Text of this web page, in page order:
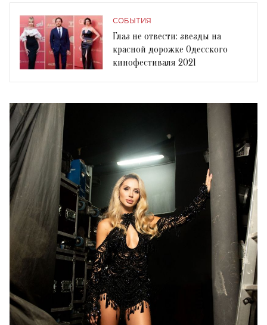
СОБЫТИЯ
Глаз не отвести: звезды на
красной дорожке Одесского
кинофестиваля 2021